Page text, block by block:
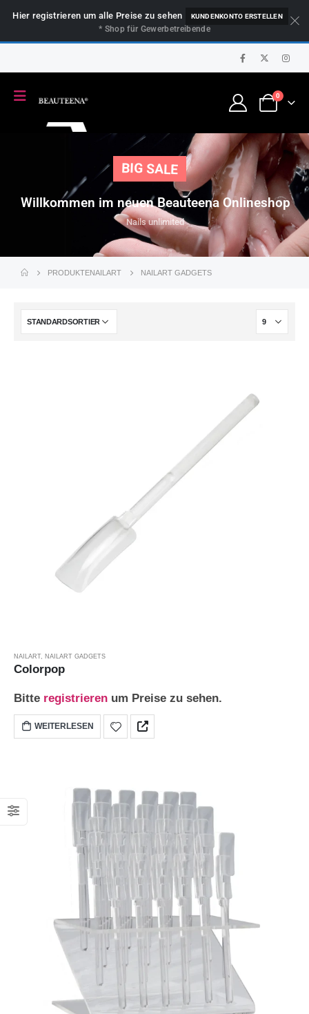
Hier registrieren um alle Preise zu sehen KUNDENKONTO ERSTELLEN
* Shop für Gewerbetreibende
0
BIG SALE
Willkommen im neuen Beauteena Onlineshop
Nails unlimited
PRODUKTENAILART NAILART GADGETS
NAILART, NAILART GADGETS
Colorpop
Bitte registrieren um Preise zu sehen.
WEITERLESEN